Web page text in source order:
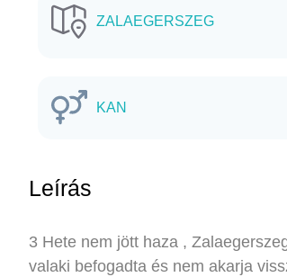
ZALAEGERSZEG
KAN
Leírás
3 Hete nem jött haza ,
valaki befogadta és nem akarja